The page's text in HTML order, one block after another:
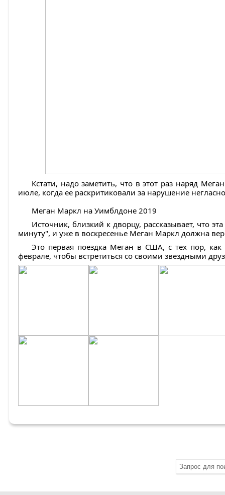
Кстати, надо заметить, что в этот раз наряд
июле, когда ее раскритиковали за нарушение
Меган Маркл на Уимблдоне 2019
Источник, близкий к дворцу, рассказывает, что
минуту", и уже в воскресенье Меган Маркл должна
Это первая поездка Меган в США, с тех пор,
феврале, чтобы встретиться со своими звездными